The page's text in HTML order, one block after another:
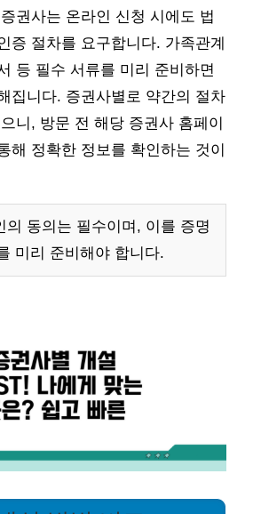
권사는 온라인 신청 시에도 법
증 절차를 요구합니다. 가족관계
등 필수 서류를 미리 준비하면
집니다. 증권사별로 약간의 절차
니, 방문 전 해당 증권사 홈페이
해 정확한 정보를 확인하는 것이
의 동의는 필수이며, 이를 증명
미리 준비해야 합니다.